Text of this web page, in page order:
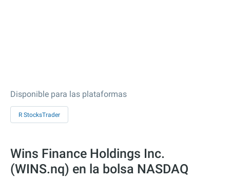
Disponible para las plataformas
R StocksTrader
Wins Finance Holdings Inc.
(WINS.nq) en la bolsa NASDAQ